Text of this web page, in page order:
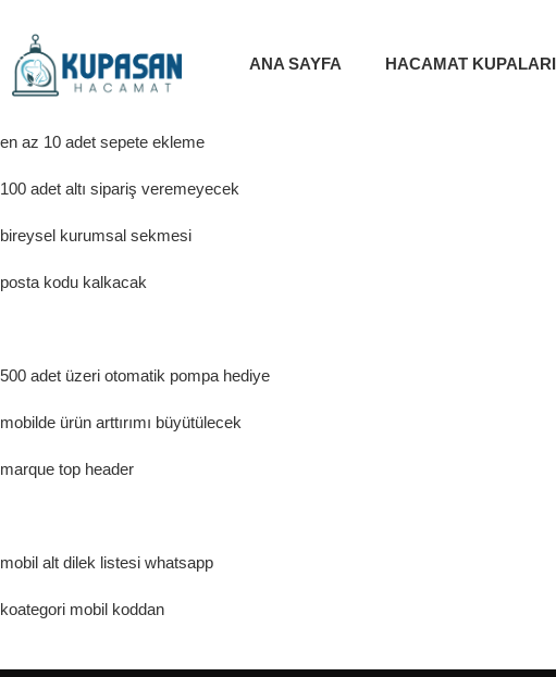
ANA SAYFA HACAMAT KUPALARI
en az 10 adet sepete ekleme
100 adet altı sipariş veremeyecek
bireysel kurumsal sekmesi
posta kodu kalkacak
500 adet üzeri otomatik pompa hediye
mobilde ürün arttırımı büyütülecek
marque top header
mobil alt dilek listesi whatsapp
koategori mobil koddan